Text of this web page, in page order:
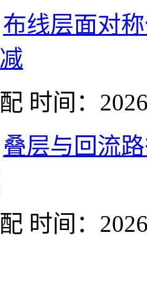
布线层面对
时间：
叠层与回流
时间：